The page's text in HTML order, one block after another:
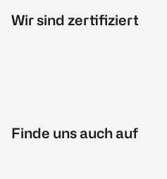
Wir sind zertifiziert
Finde uns auch auf